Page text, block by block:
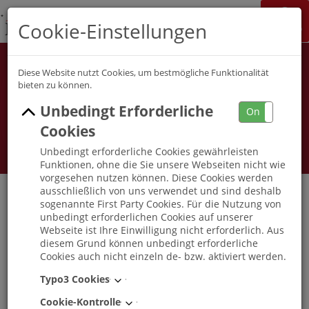
Jobchannel
Job Map
Pflegefachkraft / Altenpfleger (w/m/d) K&S
Seniorenresidenz Sottrum
Cookie-Einstellungen
Diese Website nutzt Cookies, um bestmögliche Funktionalität
bieten zu können.
Unbedingt Erforderliche
Cookies
On
Unbedingt erforderliche Cookies gewährleisten
Funktionen, ohne die Sie unsere Webseiten nicht wie
vorgesehen nutzen können. Diese Cookies werden
ausschließlich von uns verwendet und sind deshalb
sogenannte First Party Cookies. Für die Nutzung von
unbedingt erforderlichen Cookies auf unserer
Webseite ist Ihre Einwilligung nicht erforderlich. Aus
diesem Grund können unbedingt erforderliche
Cookies auch nicht einzeln de- bzw. aktiviert werden.
Typo3 Cookies
Cookie-Kontrolle